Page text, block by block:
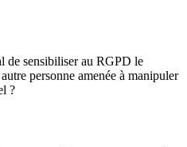
de sensibiliser au RGPD le
personne amenée à manipuler
?